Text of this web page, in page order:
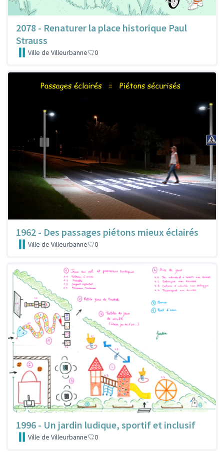
2078 - Renaturer la place historique Paul
Strauss
Ville de Villeurbanne 0
1962 - Des passages piétons mieux éclairés
Ville de Villeurbanne 0
1996 - Un jardin ludique, sportif et inclusif
Ville de Villeurbanne 0